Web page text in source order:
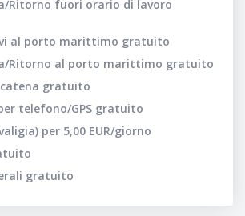
Ritorno fuori orario di lavoro
al porto marittimo gratuito
Ritorno al porto marittimo gratuito
gratuito
telefono/GPS gratuito
per 5,00 EUR/giorno
gratuito